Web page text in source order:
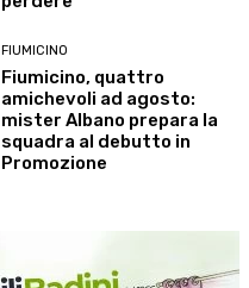
FIUMICINO
Fiumicino, quattro
amichevoli ad agosto:
mister Albano prepara la
squadra al debutto in
Promozione